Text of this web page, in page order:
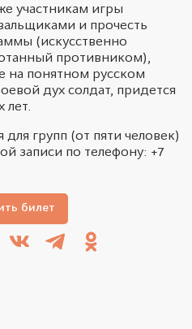
участникам игры
и прочесть
(искусственно
противником),
на понятном русском
дух солдат, придется
лет.
групп (от пяти человек)
записи по телефону: +7
билет